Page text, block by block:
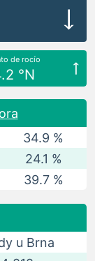
de rocío
°N
34.9 %
24.1 %
39.7 %
u Brna